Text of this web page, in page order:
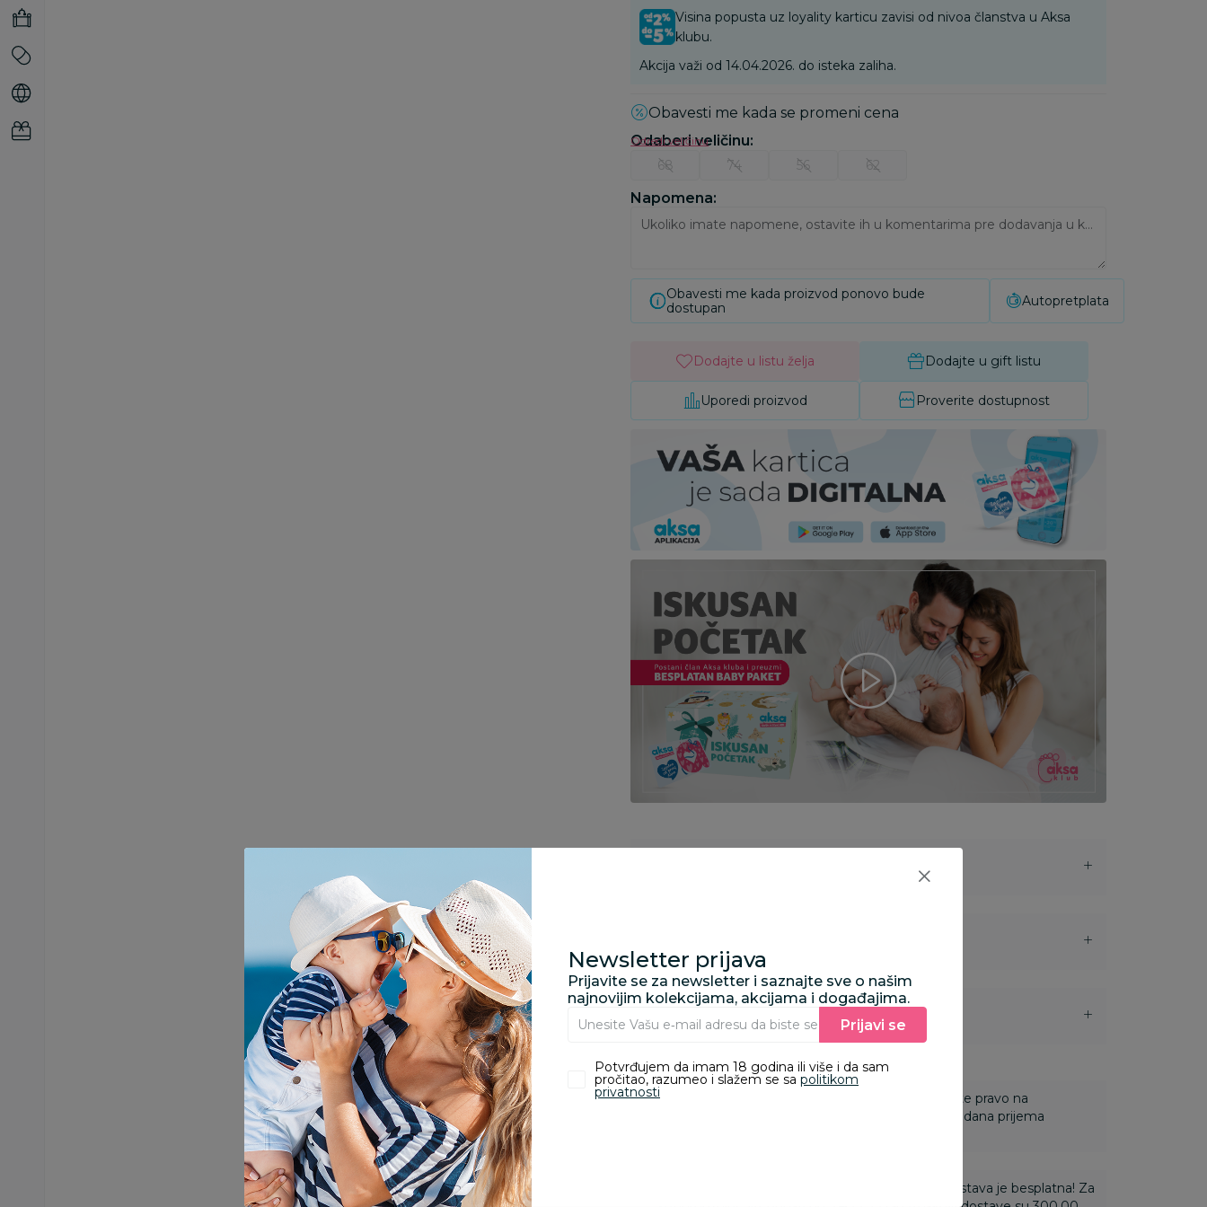
Visina popusta uz loyality karticu zavisi od nivoa članstva u Aksa
klubu.
Akcija važi od 14.04.2026. do isteka zaliha.
Obavesti me kada se promeni cena
Odaberi veličinu:
Odredi veličinu
68 74 56 62
Napomena:
Ukoliko imate napomene, ostavite ih u komentarima pre dodavanja u korpu:
Obavesti me kada proizvod ponovo bude
dostupan
Autopretplata
Dodajte u listu želja Dodajte u gift listu
Uporedi proizvod Proverite dostupnost
Pronađite u prodavnici
Kupovina bez rizika: Za online porudžbine imate pravo na
odustajanje od kupovine u roku od 14 dana od dana prijema
Za porudžbine vrednosti 3.500,00 rsd i više dostava je besplatna! Za
Newsletter prijava
Prijavite se za newsletter i saznajte sve o našim
najnovijim kolekcijama, akcijama i događajima.
Unesite Vašu e‑mail adresu da biste se prijavili na newsletter.
Prijavi se
Potvrđujem da imam 18 godina ili više i da sam
pročitao, razumeo i slažem se sa politikom
privatnosti